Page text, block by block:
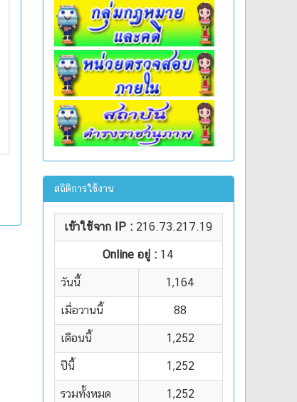
สถิติการใช้งาน
เข้าใช้จาก IP : 216.73.217.19
Online อยู่ : 14
วันนี้ 1,164
เมื่อวานนี้ 88
เดือนนี้ 1,252
ปีนี้ 1,252
รวมทั้งหมด 1,252